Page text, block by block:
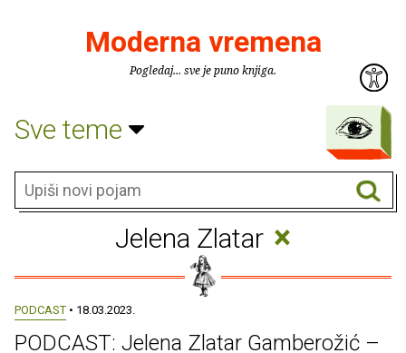
Moderna vremena
Pogledaj... sve je puno knjiga.
Sve teme
Jelena Zlatar ×
PODCAST • 18.03.2023.
PODCAST: Jelena Zlatar Gamberožić –